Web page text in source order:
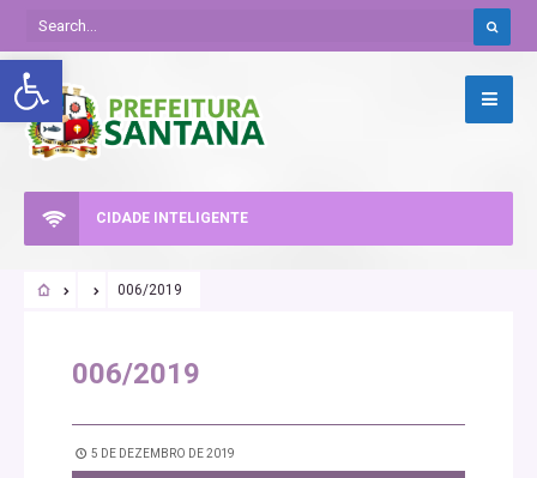
Abrir a barra de ferramentas
CIDADE INTELIGENTE
006/2019
006/2019
5 DE DEZEMBRO DE 2019